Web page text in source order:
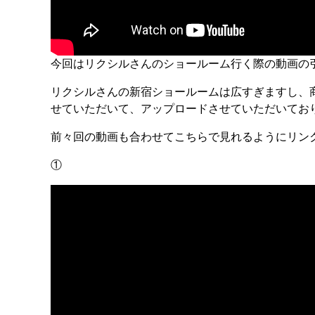
今回はリクシルさんのショールーム行く際の動画の
リクシルさんの新宿ショールームは広すぎますし
せていただいて、アップロードさせていただいてお
前々回の動画も合わせてこちらで見れるようにリン
①